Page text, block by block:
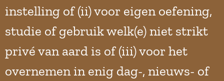
instelling of (ii) voor eigen oefening,
studie of gebruik welk(e) niet strikt
privé van aard is of (iii) voor het
overnemen in enig dag-, nieuws- of